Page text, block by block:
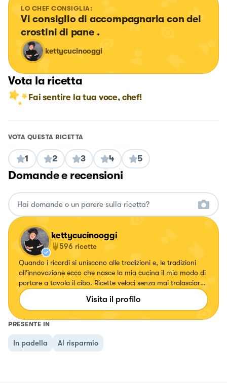
LO CHEF CONSIGLIA:
Vi consiglio di accompagnarla con dei
crostini di pane .
kettycucinooggi
Vota la ricetta
Fai sentire la tua voce, chef!
VOTA QUESTA RICETTA
1 2 3 4 5
Domande e recensioni
kettycucinooggi
596 ricette
Quando i ricordi si uniscono alle tradizioni e, le tradizioni
all'innovazione ecco che nasce la mia cucina il mio modo di
portare a tavola il cibo. Ricette veloci senza mai tralasciare
il gusto.
Visita il profilo
PRESENTE IN
In padella Al risparmio